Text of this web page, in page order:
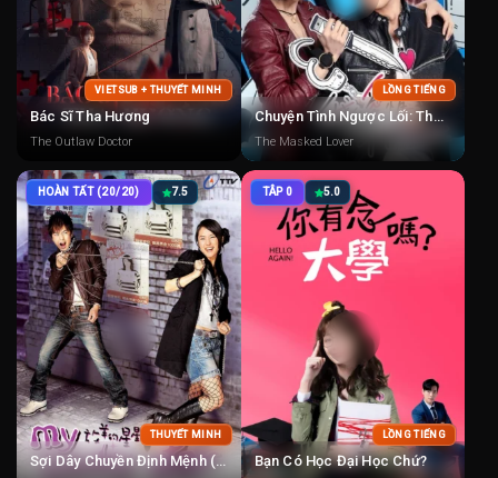
VIETSUB + THUYẾT MINH
Bác Sĩ Tha Hương
The Outlaw Doctor
LỒNG TIẾNG
Chuyện Tình Ngược Lối: The Masked Lover
The Masked Lover
HOÀN TẤT (20/20) 7.5
THUYẾT MINH
Sợi Dây Chuyền Định Mệnh (2007)
TÂP 0 5.0
LỒNG TIẾNG
Bạn Có Học Đại Học Chứ?